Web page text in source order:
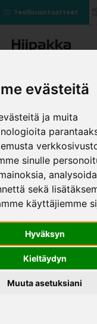
evästeitä
ja muita
sinulle
sekä
käyttäjiemme
Hyväksyn
Kieltäydyn
Muuta asetuksiani
Teollisuustuotteet
TAUSTA
»Kalusterungot ja
» Komeron tausta